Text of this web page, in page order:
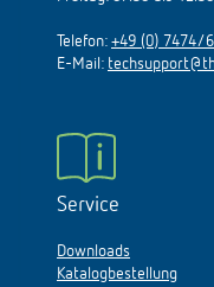
Telefon: +49 (0) 7474/
E-Mail:
Service
Downloads
Katalogbestellung